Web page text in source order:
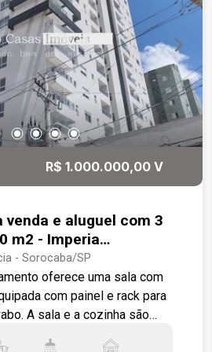
da cidade, além de estar
serviços e tudo o que você
e praticidade para toda a
R$ 1.000.000,00 V
venda e aluguel com 3
m2 - Imperia
- Sorocaba/SP
oferece uma sala com
com painel e rack para
A sala e a cozinha são